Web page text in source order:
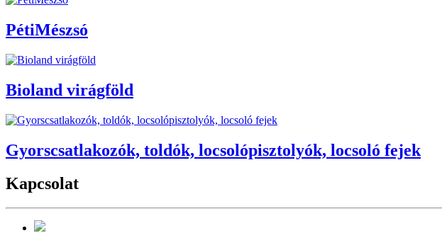
PétiMészsó
Bioland virágföld
Gyorscsatlakozók, toldók, locsolópisztolyók, locsoló fejek
Kapcsolat